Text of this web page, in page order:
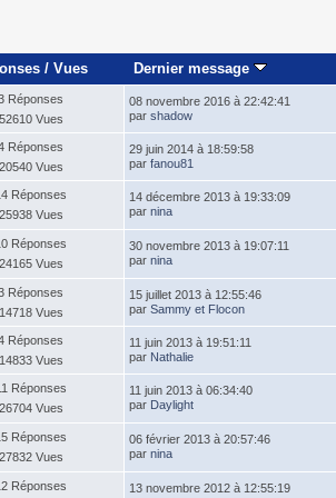
/Vues Dernier message
Réponses
Vues
08 novembre 2016 à 22:42:41
par shadow
Réponses
Vues
29 juin 2014 à 18:59:58
par fanou81
Réponses
Vues
14 décembre 2013 à 19:33:09
par nina
Réponses
Vues
30 novembre 2013 à 19:07:11
par nina
Réponses
Vues
15 juillet 2013 à 12:55:46
par Sammy et Flocon
Réponses
Vues
11 juin 2013 à 19:51:11
par Nathalie
Réponses
Vues
11 juin 2013 à 06:34:40
par Daylight
Réponses
Vues
06 février 2013 à 20:57:46
par nina
Réponses
13 novembre 2012 à 12:55:19